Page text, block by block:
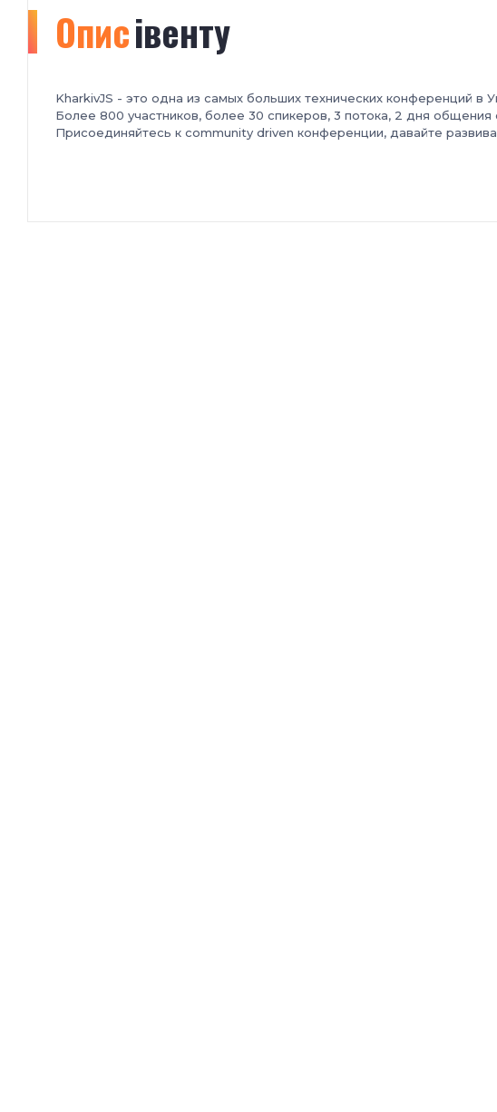
Описівенту
KharkivJS - это одна из самых больших технических конференций в
Более 800 участников, более 30 спикеров, 3 потока, 2 дня общения
Присоединяйтесь к community driven конференции, давайте